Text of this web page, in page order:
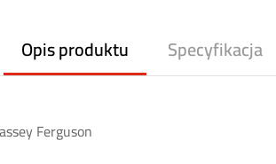
Opis produktu Specyfikacja
Ferguson